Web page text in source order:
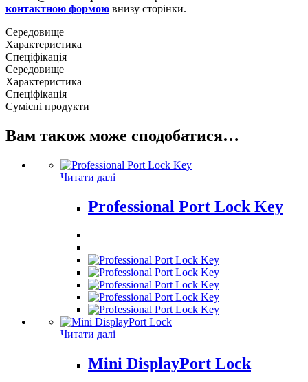
контактною формою внизу сторінки.
Середовище
Характеристика
Спеціфікація
Середовище
Характеристика
Спеціфікація
Сумісні продукти
Вам також може сподобатися…
Читати далі
Professional Port Lock Key
Читати далі
Mini DisplayPort Lock